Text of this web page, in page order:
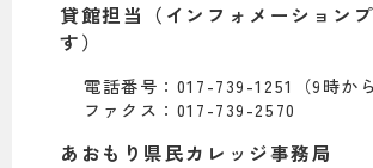
貸館担当（インフォメーション
す）
電話番号：017-739-1251（9時か
ファクス：017-739-2570
あおもり県民カレッジ事務局